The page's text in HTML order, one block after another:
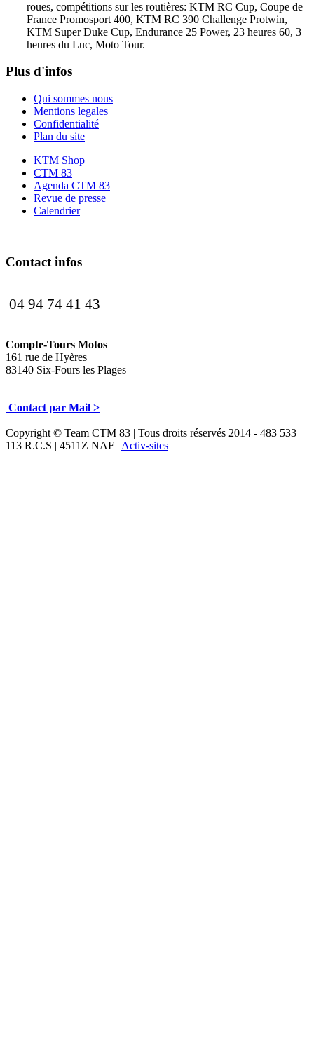
roues, compétitions sur les routières: KTM RC Cup, Coupe de
France Promosport 400, KTM RC 390 Challenge Protwin,
KTM Super Duke Cup, Endurance 25 Power, 23 heures 60, 3
heures du Luc, Moto Tour.
Plus d'infos
Qui sommes nous
Mentions legales
Confidentialité
Plan du site
KTM Shop
CTM 83
Agenda CTM 83
Revue de presse
Calendrier
Contact infos
04 94 74 41 43
Compte-Tours Motos
161 rue de Hyères
83140 Six-Fours les Plages
Contact par Mail >
Copyright © Team CTM 83 | Tous droits réservés 2014 - 483 533
113 R.C.S | 4511Z NAF | Activ-sites